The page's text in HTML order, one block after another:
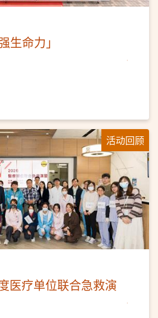
生命力」
活动回顾
医疗单位联合急救演